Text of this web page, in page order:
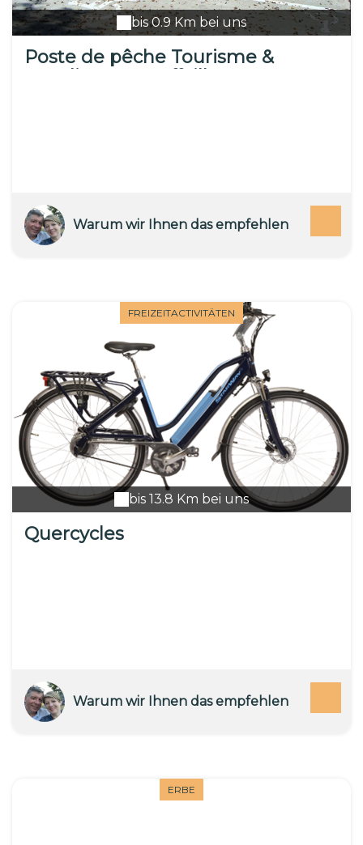
bis 0.9 Km bei uns
Poste de pêche Tourisme &
Warum wir Ihnen das empfehlen
FREIZEITACTIVITÄTEN
bis 13.8 Km bei uns
Quercycles
Warum wir Ihnen das empfehlen
ERBE